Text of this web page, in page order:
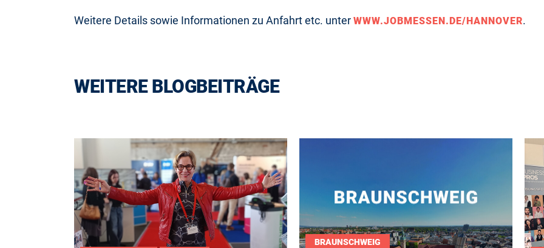
Weitere Details sowie Informationen zu Anfahrt etc. unter WWW.JOBMESSEN.DE/HANNOVER.
WEITERE BLOGBEITRÄGE
BRAUNSCHWEIG